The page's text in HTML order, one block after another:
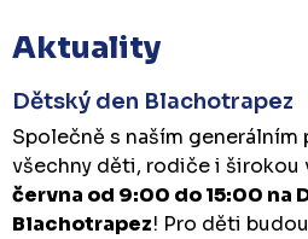
Aktuality
Dětský den Blachotrapez
Společně s naším generálním
všechny děti, rodiče i širokou
června od 9:00 do 15:00 na
Blachotrapez! Pro děti